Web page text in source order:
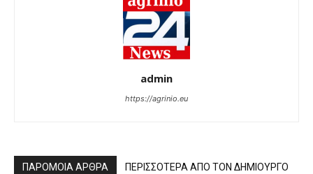
admin
https://agrinio.eu
ΠΑΡΟΜΟΙΑ ΑΡΘΡΑ ΠΕΡΙΣΣΟΤΕΡΑ ΑΠΟ ΤΟΝ ΔΗΜΙΟΥΡΓΟ